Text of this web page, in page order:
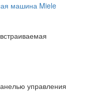
машина Miele
управления